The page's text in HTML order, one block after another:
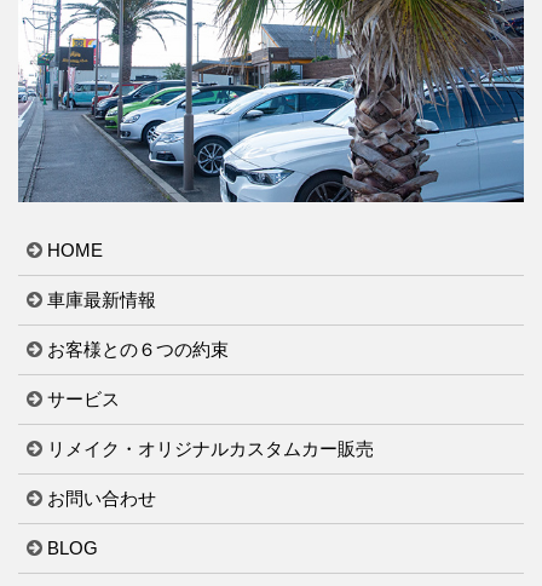
HOME
車庫最新情報
お客様との６つの約束
サービス
リメイク・オリジナルカスタムカー販売
お問い合わせ
BLOG